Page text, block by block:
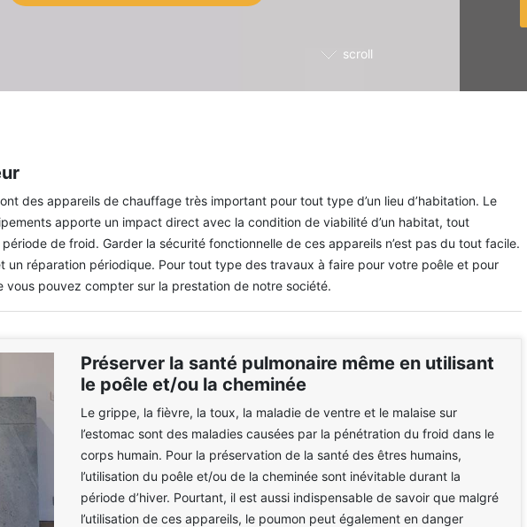
scroll
des appareils de chauffage très important pour tout type d’un lieu d’habitation. Le
apporte un impact direct avec la condition de viabilité d’un habitat, tout
de froid. Garder la sécurité fonctionnelle de ces appareils n’est pas du tout facile.
un réparation périodique. Pour tout type des travaux à faire pour votre poêle et pour
vous pouvez compter sur la prestation de notre société.
Préserver la santé pulmonaire même en utilisant
le poêle et/ou la cheminée
Le grippe, la fièvre, la toux, la maladie de ventre et le malaise sur
l’estomac sont des maladies causées par la pénétration du froid dans le
corps humain. Pour la préservation de la santé des êtres humains,
l’utilisation du poêle et/ou de la cheminée sont inévitable durant la
période d’hiver. Pourtant, il est aussi indispensable de savoir que malgré
l’utilisation de ces appareils, le poumon peut également en danger